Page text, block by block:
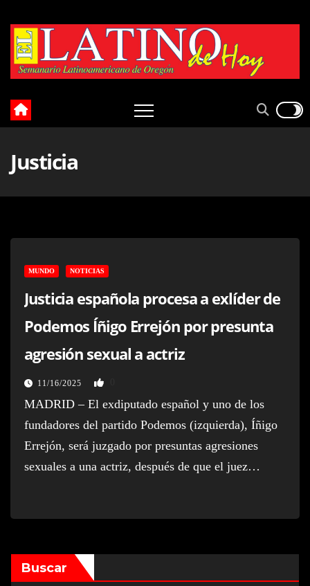
content
Justicia
MUNDO NOTICIAS
Justicia española procesa a exlíder de
Podemos Íñigo Errejón por presunta
agresión sexual a actriz
11/16/2025
MADRID – El exdiputado español y uno de los
fundadores del partido Podemos (izquierda), Íñigo
Errejón, será juzgado por presuntas agresiones
sexuales a una actriz, después de que el juez…
Buscar